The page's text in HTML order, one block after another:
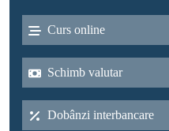
Curs online
Schimb valutar
Dobânzi interbancare